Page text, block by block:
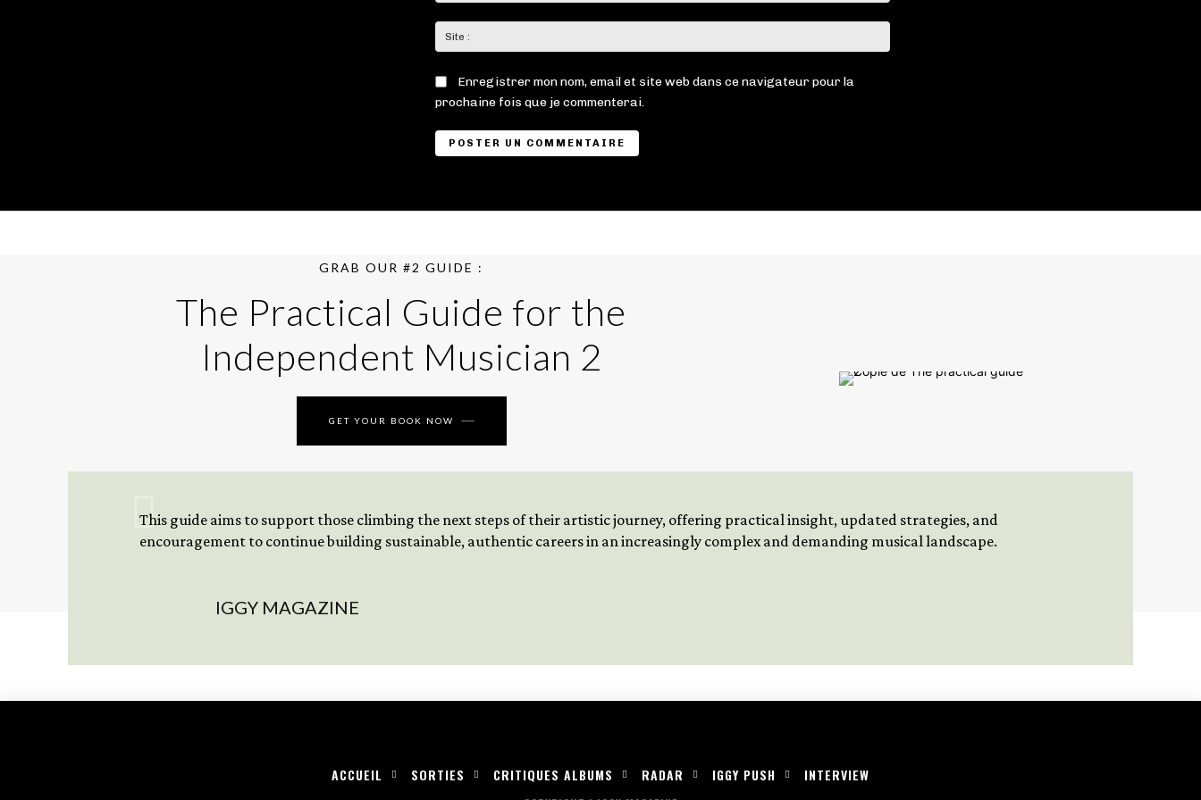
:
Enregistrer mon nom, email et site web dans ce navigateur pour la
prochaine fois que je commenterai.
GRAB OUR #2 GUIDE :
The Practical Guide for the
Independent Musician 2
GET YOUR BOOK NOW
This guide aims to support those climbing the next steps of their artistic journey, offering practical insight, updated strategies, and
encouragement to continue building sustainable, authentic careers in an increasingly complex and demanding musical landscape.
IGGY MAGAZINE
ACCUEIL SORTIES CRITIQUES ALBUMS RADAR IGGY PUSH INTERVIEW